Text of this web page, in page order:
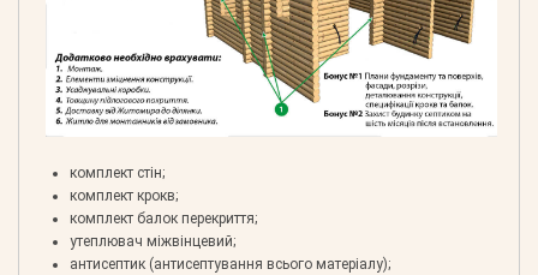
комплект стін;
комплект крокв;
комплект балок перекриття;
утеплювач міжвінцевий;
антисептик (антисептування всього матеріалу);